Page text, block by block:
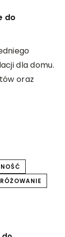
do
dla domu.
oraz